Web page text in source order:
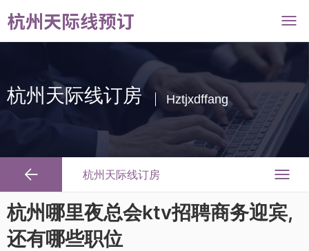
杭州天际线订房 Hztjxdffang
杭州天际线订房
杭州哪里夜总会ktv招聘商务迎宾,
还有哪些职位